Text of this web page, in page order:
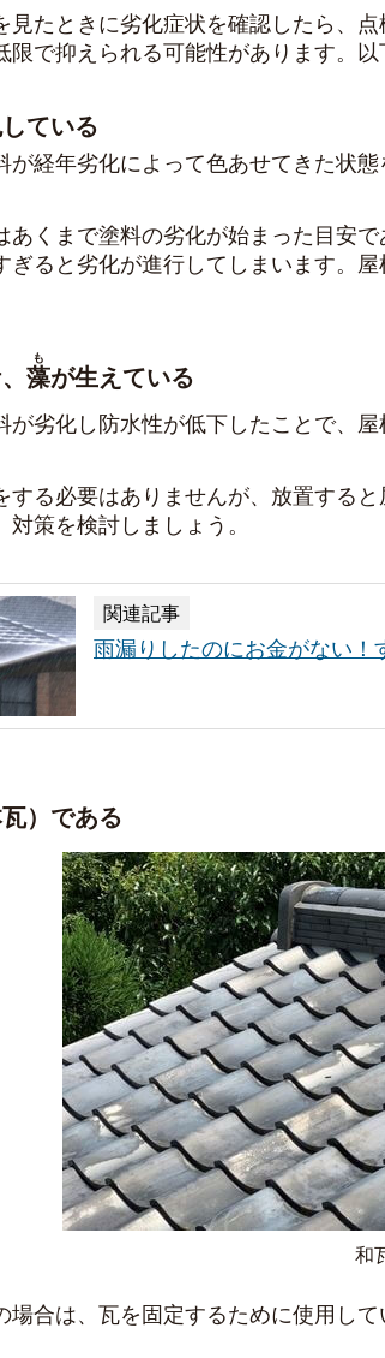
見たときに劣化症状を確認したら、
限で抑えられる可能性があります。
ている
が経年劣化によって色あせてきた状態
あくまで塗料の劣化が始まった目安
ぎると劣化が進行してしまいます。
藻
も
が生えている
が劣化し防水性が低下したことで、屋
する必要はありませんが、放置する
対策を検討しましょう。
関連記事
雨漏りしたのにお金がない！
）である
和
場合は、瓦を固定するために使用し